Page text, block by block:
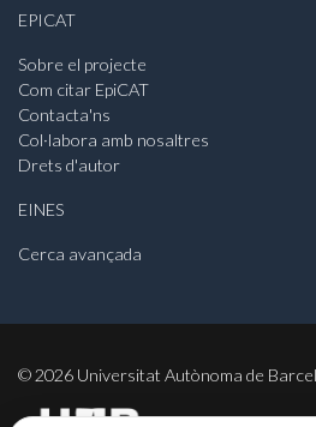
EPICAT
Sobre el projecte
Com citar EpiCAT
Contacta'ns
Col·labora amb nosaltres
Drets d'autor
EINES
Cerca avançada
© 2026 Universitat Autònoma de